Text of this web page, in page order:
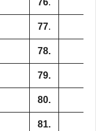
76.
77.
78.
79.
80.
81.